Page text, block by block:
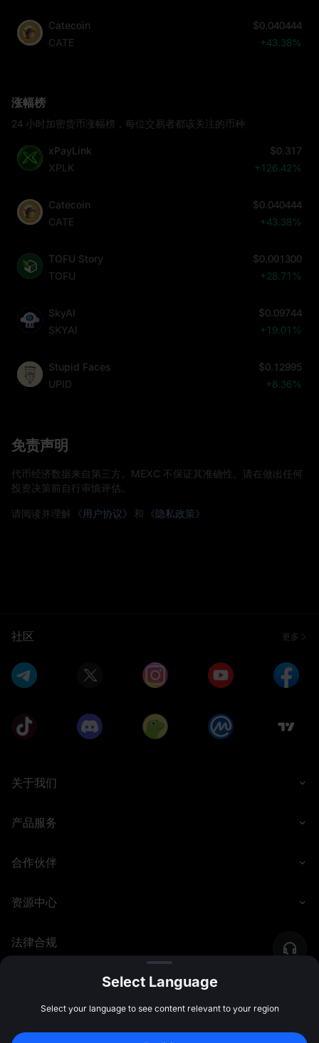
Catecoin
CATE
$0.040444
+43.38%
涨幅榜
24 小时加密货币涨幅榜，每位交易者都该关注的币种
xPayLink
XPLK
$0.317
+126.42%
Catecoin
CATE
$0.040444
+43.38%
TOFU Story
TOFU
$0.001300
+28.71%
SkyAI
SKYAI
$0.09744
+19.01%
Stupid Faces
UPID
$0.12995
+8.36%
免责声明
代币经济数据来自第三方。MEXC 不保证其准确性。请在做出任何
投资决策前自行审慎评估。
请阅读并理解 《用户协议》 和 《隐私政策》
社区 更多
关于我们
产品服务
合作伙伴
资源中心
法律合规
©2026 MEXC.COM
Select Language
Select your language to see content relevant to your region